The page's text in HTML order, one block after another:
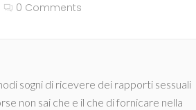
0 Comments
sogni di ricevere dei rapporti sessuali
non sai che e il che di fornicare nella